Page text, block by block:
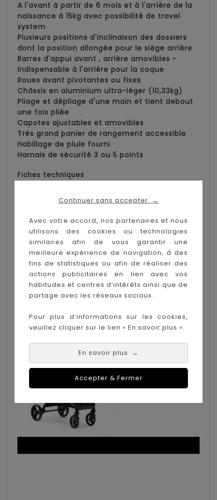
Continuer sans accepter →
Avec votre accord, nos partenaires et nous
utilisons des cookies ou technologies
similaires afin de vous garantir une
meilleure expérience de navigation, à des
fins de statistiques ou afin de réaliser des
actions publicitaires en lien avec vos
habitudes et centres d’intérêts ainsi que de
partage avec les réseaux sociaux.
Pour plus d’informations sur les cookies,
veuillez cliquer sur le lien « En savoir plus ».
En savoir plus →
Accepter & Fermer
A l'avant à partir de 6 mois et à l'arrière de la
naissance à 15kg avec possibilité de travel
system
Plusieurs positions d'inclinaison des dossiers
dont la position allongée pour le siège arrière
Barres d'appui avant , arrière amovibles -
indispensable à l'arrière pour la coque
Roues avant pivotantes ou fixes
Châssis en aluminium ultra-léger (10,33kg)
Pliage et dépliage d'une main et tient debout
une fois pliée
Capotes ajustables et amovibles
Très grand panier de rangement accessible
Habillage de pluie fourni
Harnais de sécurité 3 ou 5 points
Fiches techniques
Dimensions pliée:p 45 x I 56,5 x h 99cm
Utilisation: de la naissance à 15kg pour le siège
arrière, à partir de 6 mois jusqu’à 15 kg pour le
siège avant